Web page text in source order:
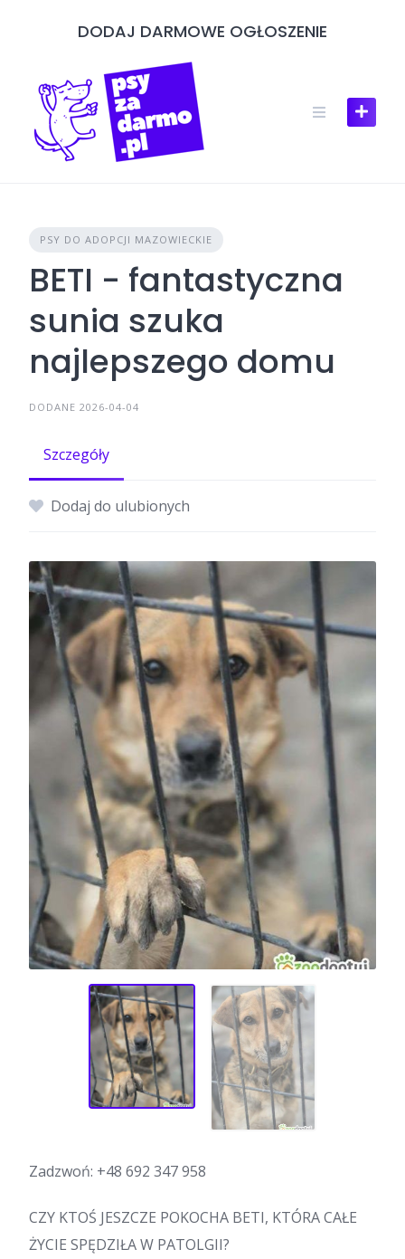
DODAJ DARMOWE OGŁOSZENIE
PSY DO ADOPCJI MAZOWIECKIE
BETI - fantastyczna
sunia szuka
najlepszego domu
DODANE 2026-04-04
Szczegóły
Dodaj do ulubionych
Zadzwoń: +48 692 347 958
CZY KTOŚ JESZCZE POKOCHA BETI, KTÓRA CAŁE
ŻYCIE SPĘDZIŁA W PATOLGII?